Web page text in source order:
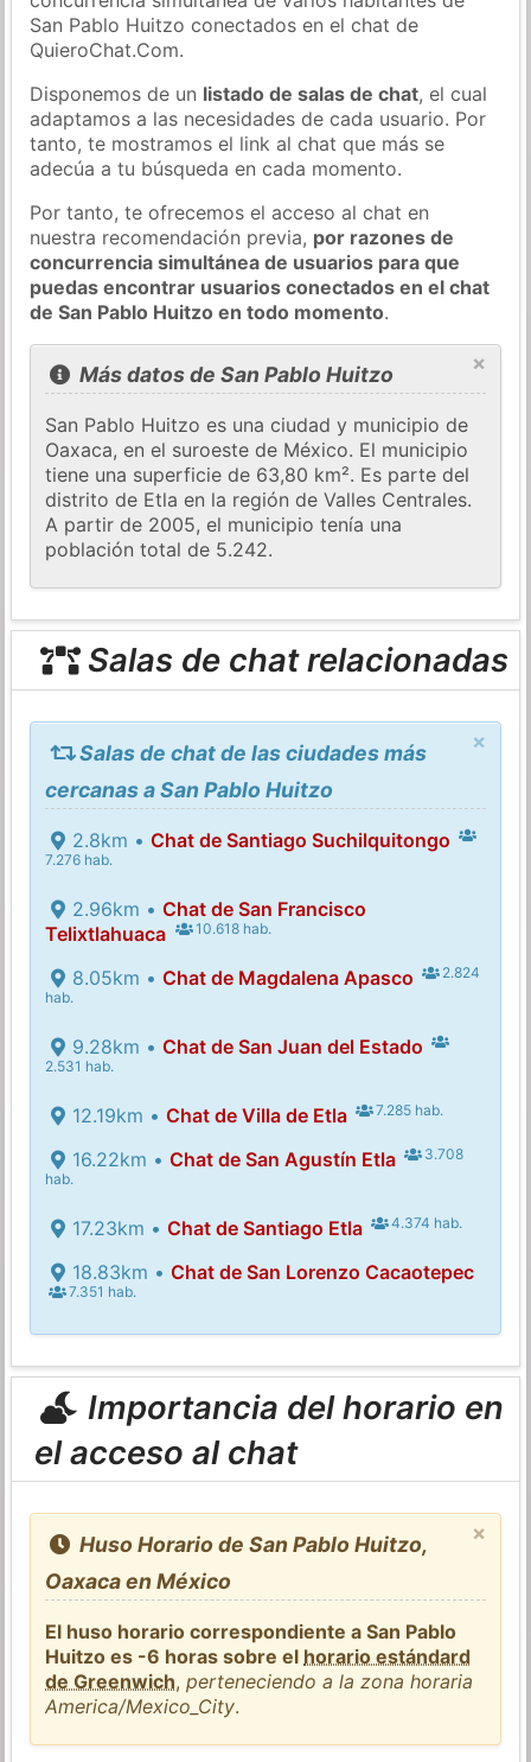
San Pablo Huitzo conectados en el chat de
QuieroChat.Com.
Disponemos de un listado de salas de chat, el cual
adaptamos a las necesidades de cada usuario. Por
tanto, te mostramos el link al chat que más se
adecúa a tu búsqueda en cada momento.
Por tanto, te ofrecemos el acceso al chat en
nuestra recomendación previa, por razones de
concurrencia simultánea de usuarios para que
puedas encontrar usuarios conectados en el chat
de San Pablo Huitzo en todo momento.
×
Más datos de San Pablo Huitzo
San Pablo Huitzo es una ciudad y municipio de
Oaxaca, en el suroeste de México. El municipio
tiene una superficie de 63,80 km². Es parte del
distrito de Etla en la región de Valles Centrales.
A partir de 2005, el municipio tenía una
población total de 5.242.
Salas de chat relacionadas
×
Salas de chat de las ciudades más
cercanas a San Pablo Huitzo
2.8km • Chat de Santiago Suchilquitongo
7.276 hab.
2.96km • Chat de San Francisco
Telixtlahuaca
10.618 hab.
8.05km • Chat de Magdalena Apasco
2.824
hab.
9.28km • Chat de San Juan del Estado
2.531 hab.
12.19km • Chat de Villa de Etla 7.285 hab.
16.22km • Chat de San Agustín Etla
3.708
hab.
17.23km • Chat de Santiago Etla 4.374 hab.
18.83km • Chat de San Lorenzo Cacaotepec
7.351 hab.
Importancia del horario en
el acceso al chat
×
Huso Horario de San Pablo Huitzo,
Oaxaca en México
El huso horario correspondiente a San Pablo
Huitzo es -6 horas sobre el horario estándard
de Greenwich,perteneciendo a la zona horaria
America/Mexico_City.